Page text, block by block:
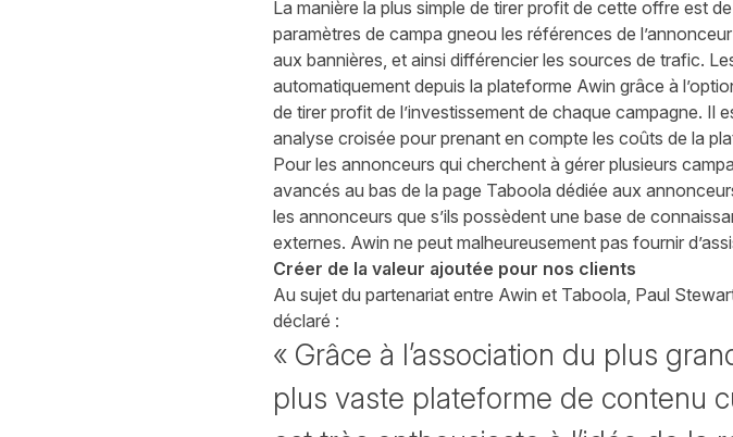
La manière la plus simple de tirer profit de cette offre est
paramètres de campa gneou les références de
aux bannières, et ainsi différencier les sources de trafic.
automatiquement depuis la plateforme Awin grâce à
de tirer profit de l’investissement de chaque campagne. Il
analyse croisée pour prenant en compte les coûts de la
Pour les annonceurs qui cherchent à gérer plusieurs
avancés au bas de la page Taboola dédiée aux
les annonceurs que s’ils possèdent une base de
externes. Awin ne peut malheureusement pas fournir
Créer de la valeur ajoutée pour nos clients
Au sujet du partenariat entre Awin et Taboola, Paul
déclaré :
« Grâce à l’association du plus
plus vaste plateforme de contenu